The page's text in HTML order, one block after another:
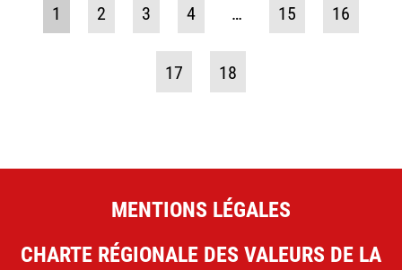
1 2 3 4 … 15 16
17 18
MENTIONS LÉGALES
CHARTE RÉGIONALE DES VALEURS DE LA